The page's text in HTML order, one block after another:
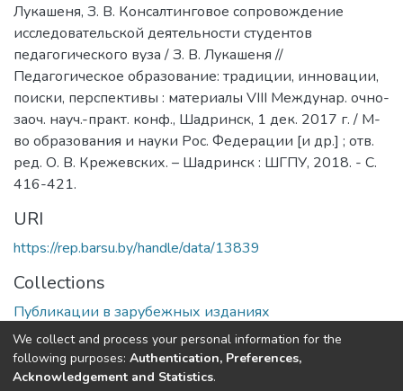
Лукашеня, З. В. Консалтинговое сопровождение
исследовательской деятельности студентов
педагогического вуза / З. В. Лукашеня //
Педагогическое образование: традиции, инновации,
поиски, перспективы : материалы VIII Междунар. очно-
заоч. науч.-практ. конф., Шадринск, 1 дек. 2017 г. / М-
во образования и науки Рос. Федерации [и др.] ; отв.
ред. О. В. Крежевских. – Шадринск : ШГПУ, 2018. - С.
416-421.
URI
https://rep.barsu.by/handle/data/13839
Collections
Публикации в зарубежных изданиях
Full item page
We collect and process your personal information for the
following purposes: Authentication, Preferences,
Acknowledgement and Statistics.